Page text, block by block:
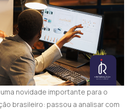
uma novidade importante para o
brasileiro: passou a analisar com